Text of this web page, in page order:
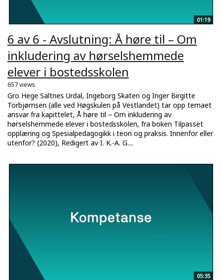
01:19
6 av 6 - Avslutning: Å høre til – Om
inkludering av hørselshemmede
elever i bostedsskolen
657 views
Gro Hege Saltnes Urdal, Ingeborg Skaten og Inger Birgitte
Torbjørnsen (alle ved Høgskulen på Vestlandet) tar opp temaet
ansvar fra kapittelet, Å høre til – Om inkludering av
hørselshemmede elever i bostedsskolen, fra boken Tilpasset
opplæring og Spesialpedagogikk i teori og praksis. Innenfor eller
utenfor? (2020), Redigert av I. K.-A. G....
05:35